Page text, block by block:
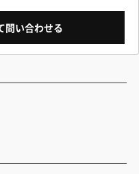
問い合わせる